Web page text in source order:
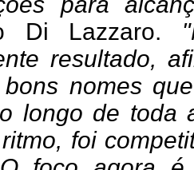
Di Lazzaro.
resultado,
nomes
longo de toda
foi